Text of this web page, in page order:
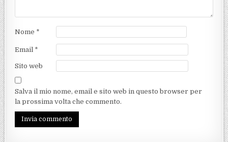
Nome *
Email *
Sito web
Salva il mio nome, email e sito web in questo browser per
la prossima volta che commento.